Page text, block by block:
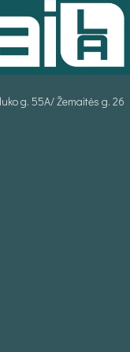
g. 55A/ Žemaitės g. 26